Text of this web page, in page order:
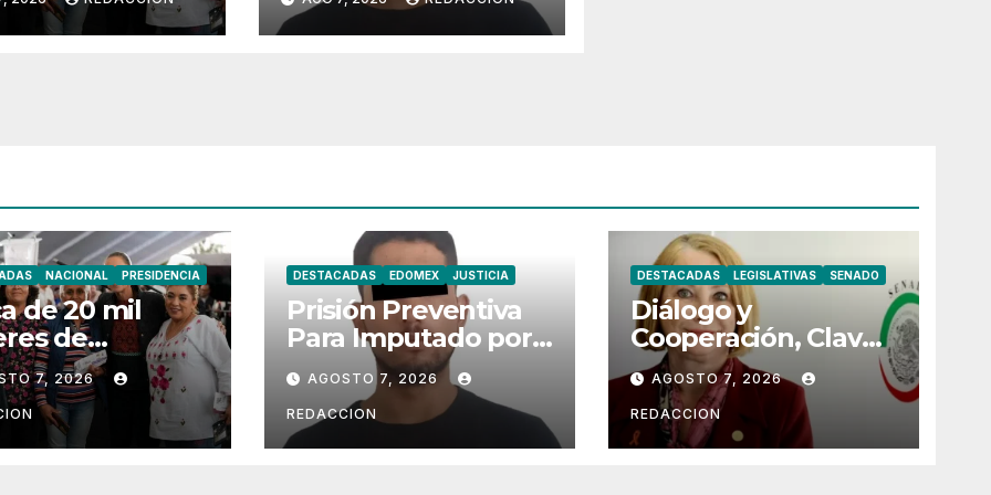
Mujeres
en Chimalhuacán
NACIONAL PRESIDENCIA
de 20 mil
de
Reciben
Mujeres
7, 2026
DESTACADAS EDOMEX JUSTICIA
Prisión Preventiva
Para Imputado por
Robo de Motoneta
en Chimalhuacán
AGOSTO 7, 2026
REDACCION
DESTACADAS LEGISLATIVAS SENADO
Diálogo y
Cooperación, Claves
Para Fortalecer
Lazos Entre México
y Perú
AGOSTO 7, 2026
REDACCION